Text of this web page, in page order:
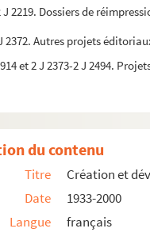
J 2219. Dossiers de
2372. Autres projets
et 2 J 2373-2 J 2494.
du contenu
Titre
Création et
Date
1933-2000
Langue
français